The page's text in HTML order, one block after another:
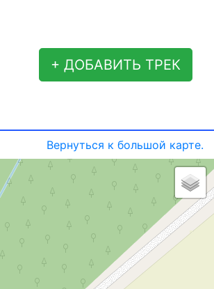
+ ДОБАВИТЬ ТРЕК
Вернуться к большой карте.